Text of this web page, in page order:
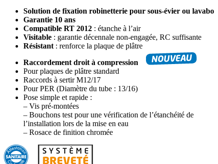
Solution de fixation robinetterie pour sous-évier ou lavabo
Garantie 10 ans
Compatible RT 2012 : étanche à l’air
Visitable : garantie décennale non-engagée, RC suffisante
Résistant : renforce la plaque de plâtre
Raccordement droit à compression
Pour plaques de plâtre standard
Raccords à sertir M12/17
Pour PER (Diamètre du tube : 13/16)
Pose simple et rapide :
– Vis pré-montées
– Bouchons test pour une vérification de l’étanchéité de
l’installation lors de la mise en eau
– Rosace de finition chromée